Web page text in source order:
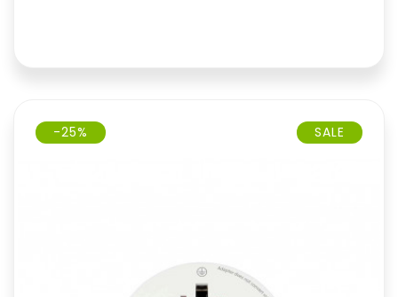
SALE
-25%